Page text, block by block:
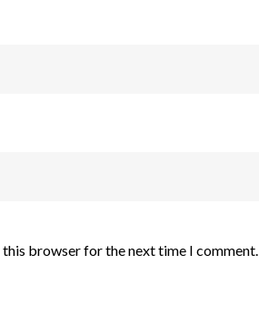
this browser for the next time I comment.